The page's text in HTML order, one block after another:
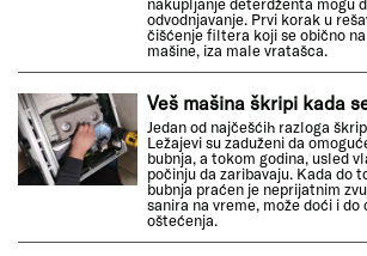
odvodnjavanje. Prvi korak u
čišćenje filtera koji se obično
mašine, iza male vratašca.
Veš mašina škripi kada
Jedan od najčešćih razloga
Ležajevi su zaduženi da
bubnja, a tokom godina, usled
počinju da zaribavaju. Kada do
bubnja praćen je neprijatnim
sanira na vreme, može doći i do
oštećenja.